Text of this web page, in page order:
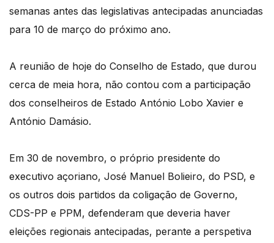
semanas antes das legislativas antecipadas anunciadas
para 10 de março do próximo ano.
A reunião de hoje do Conselho de Estado, que durou
cerca de meia hora, não contou com a participação
dos conselheiros de Estado António Lobo Xavier e
António Damásio.
Em 30 de novembro, o próprio presidente do
executivo açoriano, José Manuel Bolieiro, do PSD, e
os outros dois partidos da coligação de Governo,
CDS-PP e PPM, defenderam que deveria haver
eleições regionais antecipadas, perante a perspetiva